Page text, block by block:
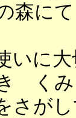
森にて
使いに
く
をさが